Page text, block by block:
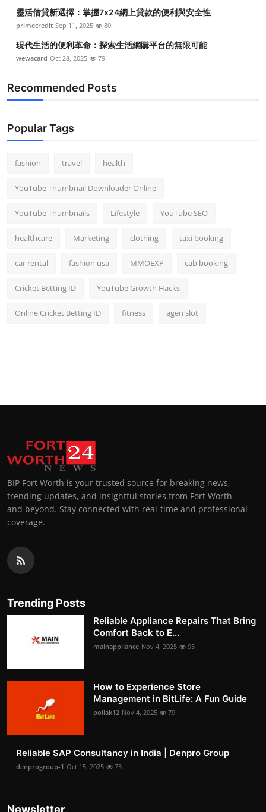
靈活借貸新選擇：掌握7x24網上貸款的便利與安全性
primecredit Sep 11, 2025 80
現代生活的便利革命：探索生活網購平台的無限可能
wewacard Oct 28, 2025 79
Recommended Posts
Popular Tags
fashion travel health
YouTube Thumbnail Downloader Online
YouTube Thumbnails Lifestyle YouTube SEO
healthcare Marketing clothing taxi booking
car rental fashion usa MMOEXP cab booking
Cricket Betting ID YouTube Growth Hacks
Online Cricket Betting ID fitness agen slot
BIP Fort Worth is your trusted source for breaking news,
trending updates, and insightful stories from Fort Worth
and beyond. Stay connected with real-time and professional
coverage.
Trending Posts
Reliable Appliance Repairs That Bring
Comfort Back to E...
mainappliance Nov 4, 2025 95
How to Experience Store
Management in BitLife: A Fun Guide
pollak12 Nov 4, 2025 79
Reliable SAP Consultancy in India | Denpro Group
denprogroup-1 Oct 15, 2025 73
Newsletter